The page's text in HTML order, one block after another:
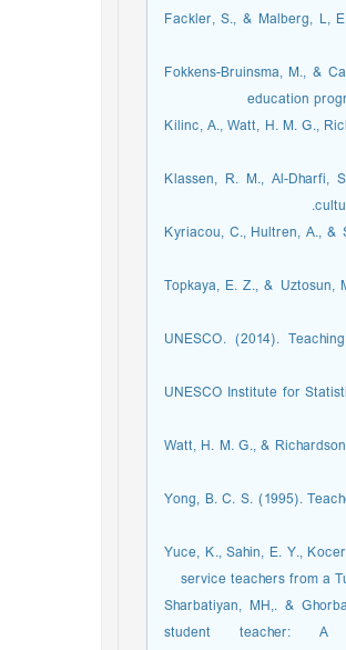
Fackler, S., & Malberg, L,
Fokkens-Bruinsma, M., &
education
Kilinc, A., Watt, H. M. G.,
Klassen, R. M., Al-Dharfi,
Kyriacou, C., Hultren, A., &
Topkaya, E. Z., &
UNESCO. (2014).
UNESCO Institute for
Watt, H. M. G., &
Yong, B. C. S. (1995).
Yuce, K., Sahin, E. Y.,
service teachers from a
Sharbatiyan, MH,. &
student teacher: A